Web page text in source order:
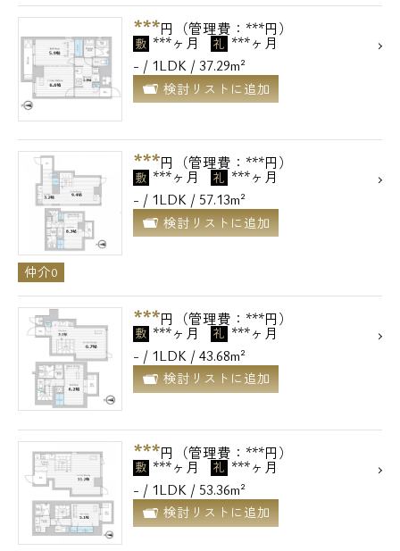
***円（管理費：***円）
敷 ***ヶ月 礼 ***ヶ月
- / 1LDK / 37.29m²
検討リストに追加
***円（管理費：***円）
敷 ***ヶ月 礼 ***ヶ月
- / 1LDK / 57.13m²
検討リストに追加
仲介0
***円（管理費：***円）
敷 ***ヶ月 礼 ***ヶ月
- / 1LDK / 43.68m²
検討リストに追加
***円（管理費：***円）
敷 ***ヶ月 礼 ***ヶ月
- / 1LDK / 53.36m²
検討リストに追加